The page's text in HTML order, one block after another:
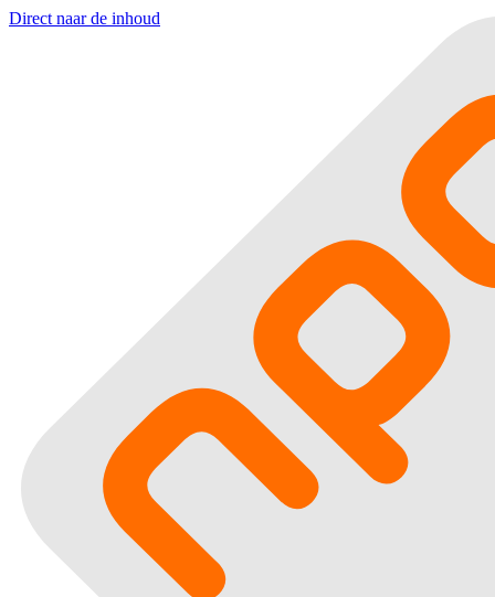
Direct naar de inhoud